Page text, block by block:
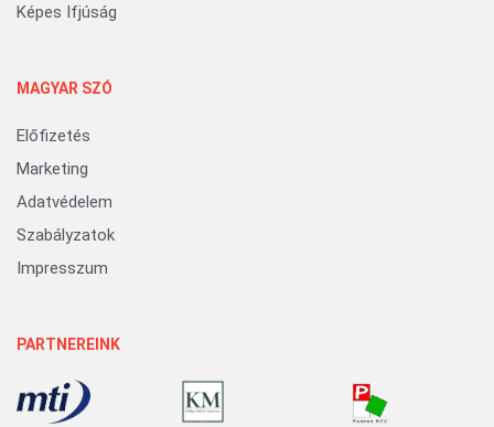
Képes Ifjúság
MAGYAR SZÓ
Előfizetés
Marketing
Adatvédelem
Szabályzatok
Impresszum
PARTNEREINK